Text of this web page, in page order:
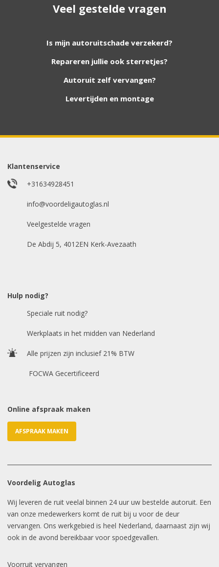
verder!
Wij zijn continu bezig met het toevoegen van
ruit er niet tussen? Grote kans dat wij deze wel
hebben. Vul het formulier in en wij nemen
whatsappje met foto van de ruit en uw auto
Uw merk auto
Bouwjaar
E-mailadres *
Veel gestelde vragen
Is mijn autoruitschade verzekerd?
Repareren jullie ook sterretjes?
Autoruit zelf vervangen?
Levertijden en montage
Klantenservice
+31634928451
info@voordeligautoglas.nl
Veelgestelde vragen
De Abdij 5, 4012EN Kerk-Avezaath
Hulp nodig?
Speciale ruit nodig?
Werkplaats in het midden van Nederland
Alle prijzen zijn inclusief 21% BTW
FOCWA Gecertificeerd
Online afspraak maken
AFSPRAAK MAKEN
Voordelig Autoglas
Wij leveren de ruit veelal binnen 24 uur uw bestelde autoruit. Een
van onze medewerkers komt de ruit bij u voor de deur
vervangen. Ons werkgebied is heel Nederland, daarnaast zijn wij
ook in de avond bereikbaar voor spoedgevallen.
Voorruit vervangen